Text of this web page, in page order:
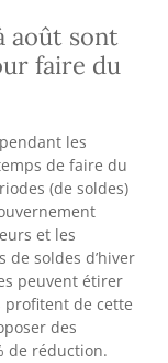
août sont
faire du
les
de faire du
(de soldes)
et les
de soldes d’hiver
peuvent étirer
profitent de cette
des
de réduction.